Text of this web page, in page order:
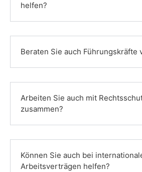
helfen?
Beraten Sie auch Führungskräfte
Arbeiten Sie auch mit
zusammen?
Können Sie auch bei
Arbeitsverträgen helfen?